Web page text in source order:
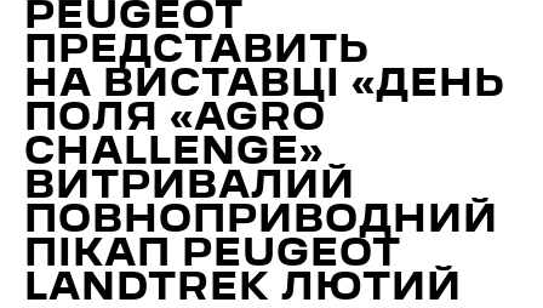
PEUGEOT
ПРЕДСТАВИТЬ
НА ВИСТАВЦІ «ДЕНЬ
ПОЛЯ «AGRO
CHALLENGE»
ВИТРИВАЛИЙ
ПОВНОПРИВОДНИЙ
ПІКАП PEUGEOT
LANDTREK ЛЮТИЙ